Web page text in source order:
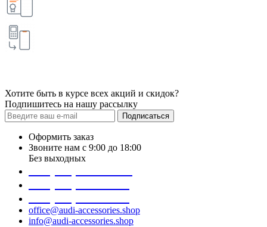
Хотите быть в курсе всех акций и скидок?
Подпишитесь на нашу рассылку
Подписаться
Оформить заказ
Звоните нам с 9:00 до 18:00
Без выходных
office@audi-accessories.shop
info@audi-accessories.shop